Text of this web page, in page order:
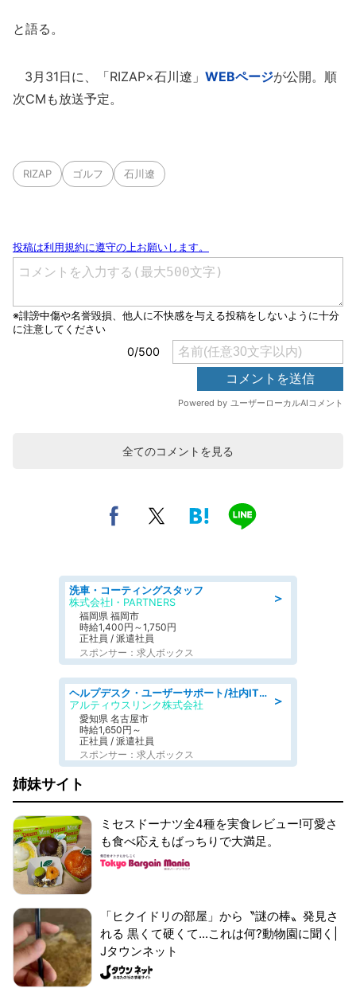
と語る。
3月31日に、「RIZAP×石川遼」 WEBページが公開。順
次CMも放送予定。
RIZAP ゴルフ 石川遼
全てのコメントを見る
＞
洗車・コーティングスタッフ
株式会社I・PARTNERS
福岡県 福岡市
時給1,400円～1,750円
正社員 / 派遣社員
スポンサー：求人ボックス
＞
ヘルプデスク・ユーザーサポート/社内ITサポートチャット対応中心電話少なめ土日祝休
アルティウスリンク株式会社
愛知県 名古屋市
時給1,650円～
正社員 / 派遣社員
スポンサー：求人ボックス
姉妹サイト
ミセスドーナツ全4種を実食レビュー!可愛さ
も食べ応えもばっちりで大満足。
「ヒクイドリの部屋」から〝謎の棒〟発見さ
れる 黒くて硬くて...これは何?動物園に聞く|
Jタウンネット